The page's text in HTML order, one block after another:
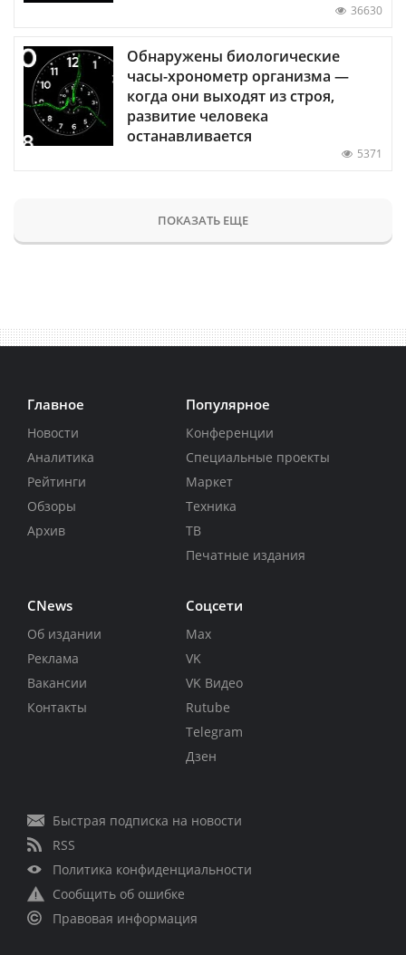
36630
Обнаружены биологические
часы-хронометр организма —
когда они выходят из строя,
развитие человека
останавливается
5371
ПОКАЗАТЬ ЕЩЕ
Главное
Новости
Аналитика
Рейтинги
Обзоры
Архив
Популярное
Конференции
Специальные проекты
Маркет
Техника
ТВ
Печатные издания
CNews
Об издании
Реклама
Вакансии
Контакты
Соцсети
Max
VK
VK Видео
Rutube
Telegram
Дзен
Быстрая подписка на новости
RSS
Политика конфиденциальности
Сообщить об ошибке
Правовая информация